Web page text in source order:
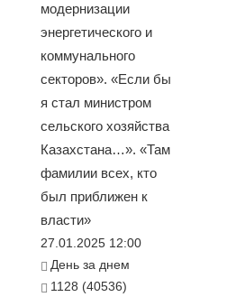
модернизации
энергетического и
коммунального
секторов». «Если бы
я стал министром
сельского хозяйства
Казахстана…». «Там
фамилии всех, кто
был приближен к
власти»
27.01.2025 12:00
День за днем
1128 (40536)